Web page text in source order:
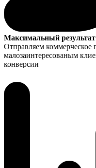
Максимальный результат
Отправляем коммерческое
малозаинтересованым
конверсии